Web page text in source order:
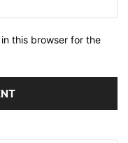
this browser for the